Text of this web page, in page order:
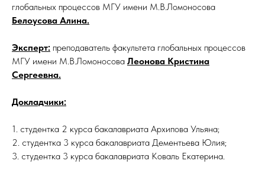
глобальных процессов МГУ имени М.В.Ломоносова
Белоусова Алина.
Эксперт: преподаватель факультета глобальных процессов
МГУ имени М.В.Ломоносова Леонова Кристина
Сергеевна.
Докладчики:
1. студентка 2 курса бакалавриата Архипова Ульяна;
2. студентка 3 курса бакалавриата Дементьева Юлия;
3. студентка 3 курса бакалавриата Коваль Екатерина.